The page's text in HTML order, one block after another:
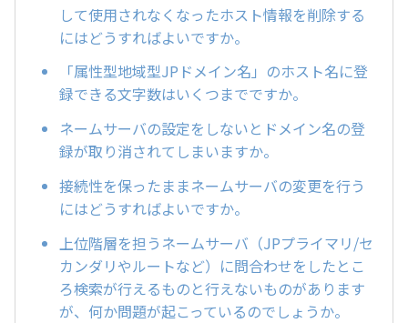
して使用されなくなったホスト情報を削除する
にはどうすればよいですか。
「属性型地域型JPドメイン名」のホスト名に登
録できる文字数はいくつまでですか。
ネームサーバの設定をしないとドメイン名の登
録が取り消されてしまいますか。
接続性を保ったままネームサーバの変更を行う
にはどうすればよいですか。
上位階層を担うネームサーバ（JPプライマリ/セ
カンダリやルートなど）に問合わせをしたとこ
ろ検索が行えるものと行えないものがあります
が、何か問題が起こっているのでしょうか。